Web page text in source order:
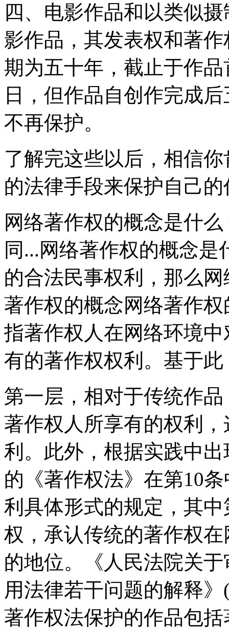
四、电影作品和以类似
影作品，其发表权和著
期为五十年，截止于作
日，但作品自创作完成
不再保护。
了解完这些以后，相信
的法律手段来保护自己
网络著作权的概念是什
同...网络著作权的概念
的合法民事权利，那么
著作权的概念网络著作
指著作权人在网络环境
有的著作权权利。基于
第一层，相对于传统作
著作权人所享有的权利
利。此外，根据实践中
的《著作权法》在第10
利具体形式的规定，其
权，承认传统的著作权
的地位。《人民法院关
用法律若干问题的解释
著作权法保护的作品包